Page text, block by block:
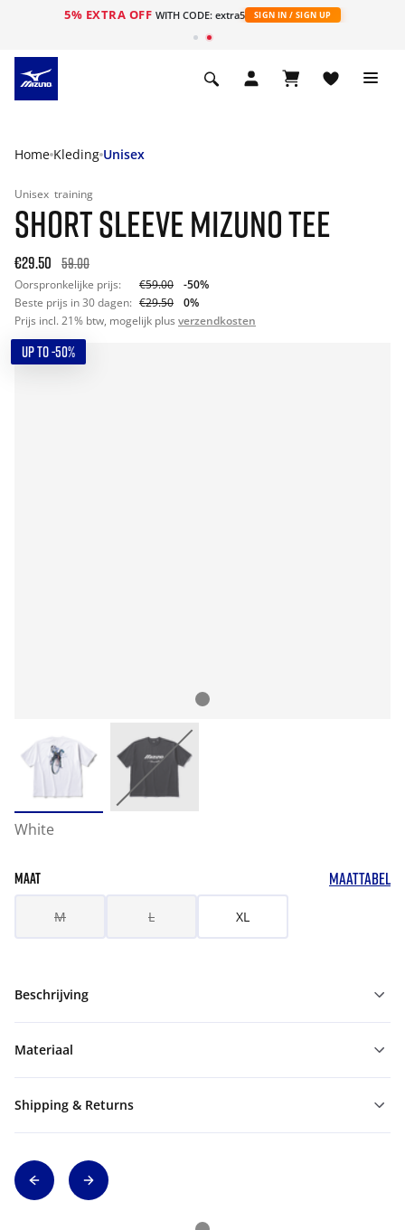
5% EXTRA OFF WITH CODE: extra5 SIGN IN / SIGN UP
Home Kleding Unisex
Unisex training
SHORT SLEEVE MIZUNO TEE
€29.50 59.00
Oorspronkelijke prijs: €59.00
-50%
Beste prijs in 30 dagen: €29.50
0%
Prijs incl. 21% btw, mogelijk plus verzendkosten
UP TO -50%
White
MAAT MAATTABEL
M L XL
Beschrijving
Materiaal
Shipping & Returns